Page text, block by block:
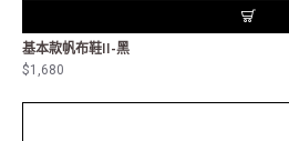
基本款帆布鞋II-黑
$1,680